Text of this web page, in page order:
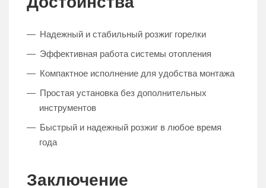
Надежный и стабильный розжиг горелки
Эффективная работа системы отопления
Компактное исполнение для удобства монтажа
Простая установка без дополнительных
инструментов
Быстрый и надежный розжиг в любое время
года
Заключение